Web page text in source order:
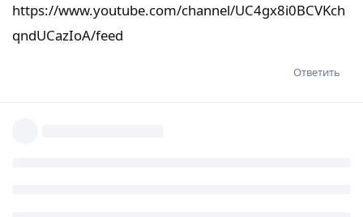
https://www.youtube.com/channel/UC4gx8i0BCVKch
qndUCazIoA/feed
Ответить